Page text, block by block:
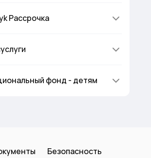
Рассрочка
фонд - детям
Безопасность